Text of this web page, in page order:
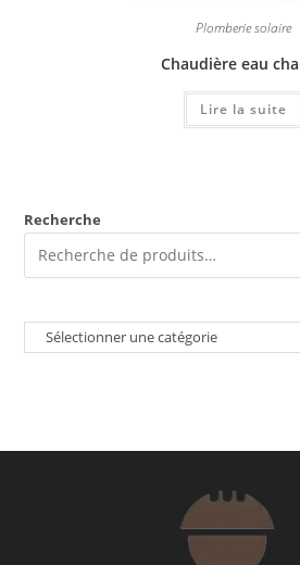
Plomberie solaire
Chaudière eau
Lire la suite
Recherche